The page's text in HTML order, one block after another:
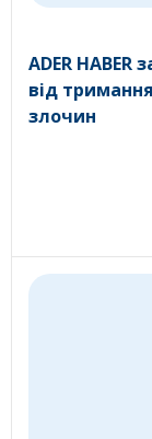
ADER HABER
від
злочин